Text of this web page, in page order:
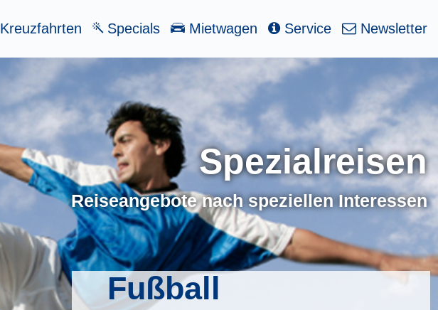
Kreuzfahrten Specials Mietwagen Service Newsletter
Spezialreisen
Reiseangebote nach speziellen Interessen
Fußball